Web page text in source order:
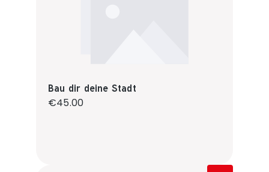
Bau dir deine Stadt
Regular price:
€45.00